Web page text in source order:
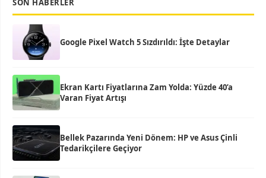
SON HABERLER
Google Pixel Watch 5 Sızdırıldı: İşte Detaylar
Ekran Kartı Fiyatlarına Zam Yolda: Yüzde 40’a
Varan Fiyat Artışı
Bellek Pazarında Yeni Dönem: HP ve Asus Çinli
Tedarikçilere Geçiyor